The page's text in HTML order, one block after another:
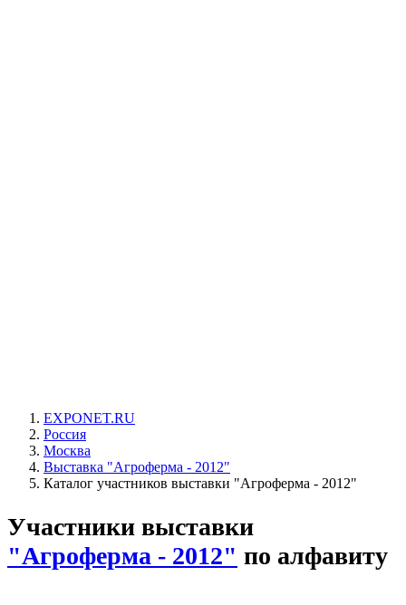
EXPONET.RU
Россия
Москва
Выставка "Агроферма - 2012"
Каталог участников выставки "Агроферма - 2012"
Участники выставки
"Агроферма - 2012" по алфавиту